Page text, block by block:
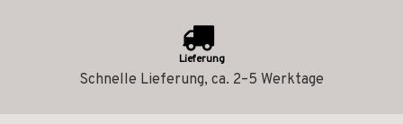
Lieferung
Schnelle Lieferung, ca. 2–5 Werktage